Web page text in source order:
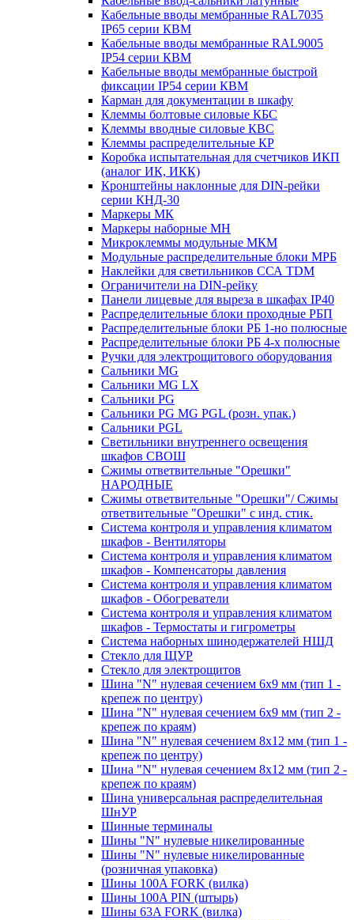
Кабельные вводы мембранные RAL7035
IP65 серии КВМ
Кабельные вводы мембранные RAL9005
IP54 серии КВМ
Кабельные вводы мембранные быстрой
фиксации IP54 серии КВМ
Карман для документации в шкафу
Клеммы болтовые силовые КБС
Клеммы вводные силовые КВС
Клеммы распределительные КР
Коробка испытательная для счетчиков ИКП
(аналог ИК, ИКК)
Кронштейны наклонные для DIN-рейки
серии КНД-30
Маркеры МК
Маркеры наборные МН
Микроклеммы модульные МКМ
Модульные распределительные блоки МРБ
Наклейки для светильников ССА TDM
Ограничители на DIN-рейку
Панели лицевые для выреза в шкафах IP40
Распределительные блоки проходные РБП
Распределительные блоки РБ 1-но полюсные
Распределительные блоки РБ 4-х полюсные
Ручки для электрощитового оборудования
Сальники MG
Сальники MG LX
Сальники PG
Сальники PG MG PGL (розн. упак.)
Сальники PGL
Светильники внутреннего освещения
шкафов СВОШ
Сжимы ответвительные "Орешки"
НАРОДНЫЕ
Сжимы ответвительные "Орешки"/ Сжимы
ответвительные "Орешки" с инд. стик.
Система контроля и управления климатом
шкафов - Вентиляторы
Система контроля и управления климатом
шкафов - Компенсаторы давления
Система контроля и управления климатом
шкафов - Обогреватели
Система контроля и управления климатом
шкафов - Термостаты и гигрометры
Система наборных шинодержателей НШД
Стекло для ЩУР
Стекло для электрощитов
Шина "N" нулевая сечением 6х9 мм (тип 1 -
крепеж по центру)
Шина "N" нулевая сечением 6х9 мм (тип 2 -
крепеж по краям)
Шина "N" нулевая сечением 8х12 мм (тип 1 -
крепеж по центру)
Шина "N" нулевая сечением 8х12 мм (тип 2 -
крепеж по краям)
Шина универсальная распределительная
ШнУР
Шинные терминалы
Шины "N" нулевые никелированные
Шины "N" нулевые никелированные
(розничная упаковка)
Шины 100A FORK (вилка)
Шины 100A PIN (штырь)
Шины 63A FORK (вилка)